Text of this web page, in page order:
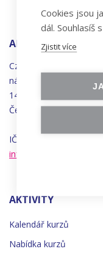
ADRESA
Czechitas, z.ú.
náměstí
Synků
140 00 Praha 4 - Nusle
Česká republika
IČO 22834958 | DIČ
info@czechitas.cz
AKTIVITY
Kalendář kurzů
Nabídka kurzů
Cookies jsou
dál. Souhlasíš
Zjistit více